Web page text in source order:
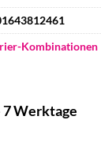
7 Werktage
Kombinationen